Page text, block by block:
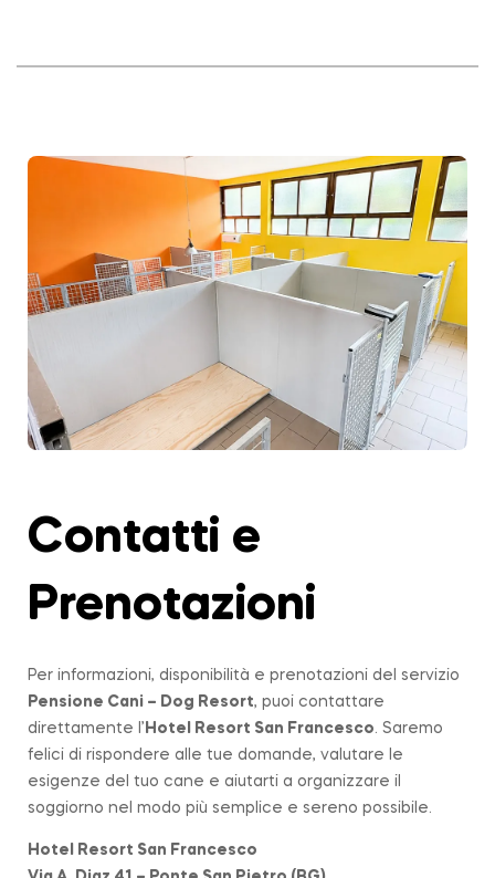
Contatti e
Prenotazioni
Per informazioni, disponibilità e prenotazioni del servizio
Pensione Cani – Dog Resort, puoi contattare
direttamente l’ Hotel Resort San Francesco . Saremo
felici di rispondere alle tue domande, valutare le
esigenze del tuo cane e aiutarti a organizzare il
soggiorno nel modo più semplice e sereno possibile.
Hotel Resort San Francesco